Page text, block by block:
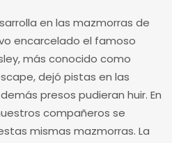
en las mazmorras de
encarcelado el famoso
más conocido como
dejó pistas en las
presos pudieran huir. En
compañeros se
mismas mazmorras. La